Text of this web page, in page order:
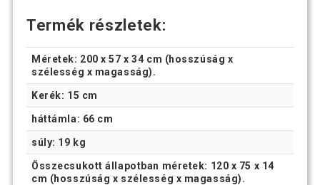
Termék részletek:
Méretek: 200 x 57 x 34 cm (hosszúság x
szélesség x magasság).
Kerék: 15 cm
háttámla: 66 cm
súly: 19 kg
Összecsukott állapotban méretek: 120 x 75 x 14
cm (hosszúság x szélesség x magasság).